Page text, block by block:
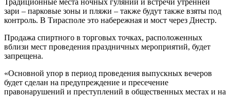
зари – парковые зоны и пляжи – также будут также взяты под
контроль. В Тирасполе это набережная и мост через Днестр.
Продажа спиртного в торговых точках, расположенных
вблизи мест проведения праздничных мероприятий, будет
запрещена.
«Основной упор в период проведения выпускных вечеров
будет сделан на предупреждение и пресечение
правонарушений и преступлений в общественных местах и на